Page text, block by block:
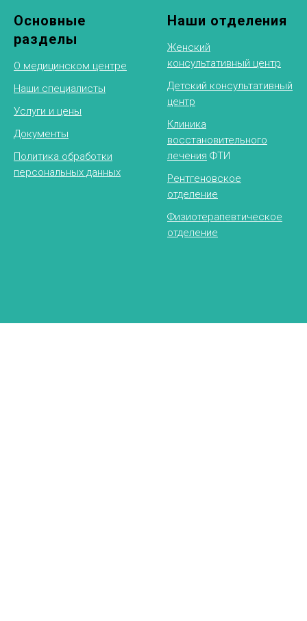
Основные
разделы
О медицинском центре
Наши специалисты
Услуги и цены
Документы
Политика обработки
персональных данных
Наши отделения
Женский
консультативный центр
Детский консультативный
центр
Клиника
восстановительного
лечения ФТИ
Рентгеновское
отделение
Физиотерапевтическое
отделение